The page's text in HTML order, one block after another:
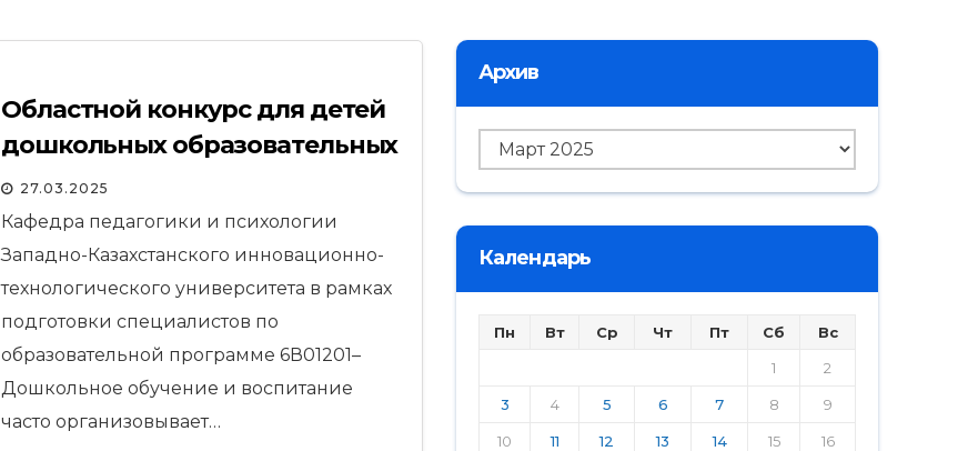
Областной конкурс для детей
дошкольных образовательных
учреждений «Бала тілі-бал»
27.03.2025
Кафедра педагогики и психологии
Западно-Казахстанского инновационно-
технологического университета в рамках
подготовки специалистов по
образовательной программе 6В01201–
Дошкольное обучение и воспитание
часто организовывает…
Архив
Архив
Календарь
Пн Вт Ср Чт Пт Сб
Вс
1
2
3 4 5 6 7 8 9
10 11 12 13 14 15 16